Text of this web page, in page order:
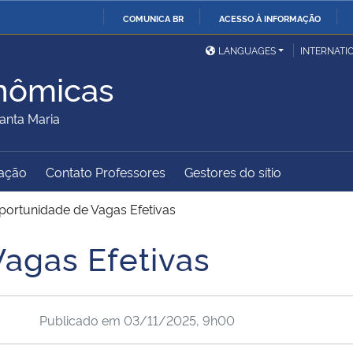
COMUNICA BR ACESSO À INFORMAÇÃO
Ministério da Defesa
Ministério das Relações
Exteriores
Ministério da Cidadania
Ministério do
Desenvolvimento Regional
Controladoria-Geral da
Advocacia-Geral da União Banco Central do Brasil
LANGUAGES
Maria
Contato Professores Gestores do sítio
de Vagas Efetivas
Efetivas
Publicado em 03/11/2025, 9h00